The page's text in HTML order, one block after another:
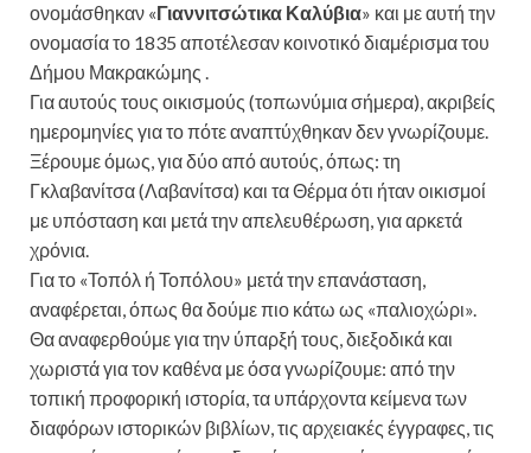
ονομάσθηκαν «Γιαννιτσώτικα Καλύβια» και με αυτή την
ονομασία το 1835 αποτέλεσαν κοινοτικό διαμέρισμα του
Δήμου Μακρακώμης .
Για αυτούς τους οικισμούς (τοπωνύμια σήμερα), ακριβείς
ημερομηνίες για το πότε αναπτύχθηκαν δεν γνωρίζουμε.
Ξέρουμε όμως, για δύο από αυτούς, όπως: τη
Γκλαβανίτσα (Λαβανίτσα) και τα Θέρμα ότι ήταν οικισμοί
με υπόσταση και μετά την απελευθέρωση, για αρκετά
χρόνια.
Για το «Τοπόλ ή Τοπόλου» μετά την επανάσταση,
αναφέρεται, όπως θα δούμε πιο κάτω ως «παλιοχώρι».
Θα αναφερθούμε για την ύπαρξή τους, διεξοδικά και
χωριστά για τον καθένα με όσα γνωρίζουμε: από την
τοπική προφορική ιστορία, τα υπάρχοντα κείμενα των
διαφόρων ιστορικών βιβλίων, τις αρχειακές έγγραφες, τις